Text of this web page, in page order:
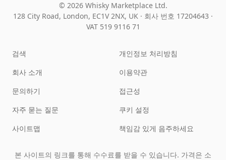
© 2026 Whisky Marketplace Ltd.
128 City Road, London, EC1V 2NX, UK · 회사 번호 17204643 ·
VAT 519 9116 71
검색
회사 소개
문의하기
자주 묻는 질문
사이트맵
개인정보 처리방침
이용약관
접근성
쿠키 설정
책임감 있게 음주하세요
본 사이트의 링크를 통해 수수료를 받을 수 있습니다. 가격은 소